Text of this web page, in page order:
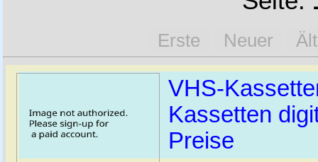
Erste Neuer
VHS-
Kassetten
Preise